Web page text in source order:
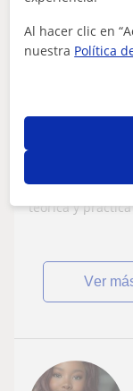
Donostia-San
Profesora
capacitada
alumnos de
Impartiré las
aprendizaje de
teórica y
ver
Al hacer clic en
nuestra Política